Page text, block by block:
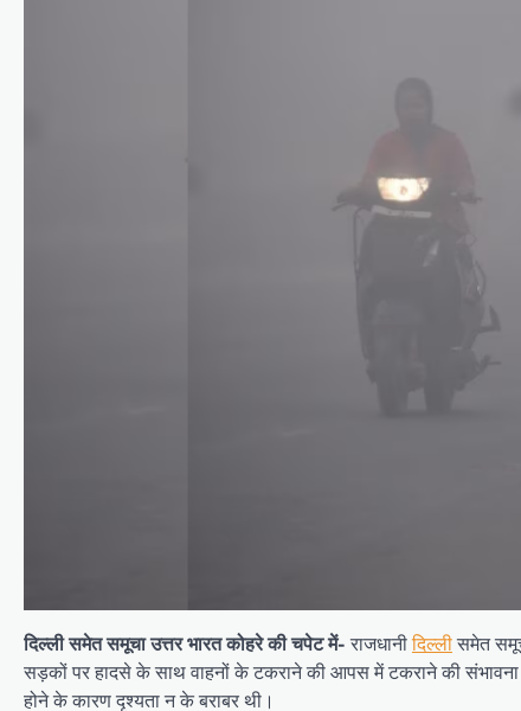
दिल्ली समेत समूचा उत्तर भारत कोहरे की चपेट में-राजधानीदिल्लीसमेत
सड़कों पर हादसे के साथ वाहनों के टकराने की आपस में टकराने की संभावना
होने के कारण दृश्यता न के बराबर थी।